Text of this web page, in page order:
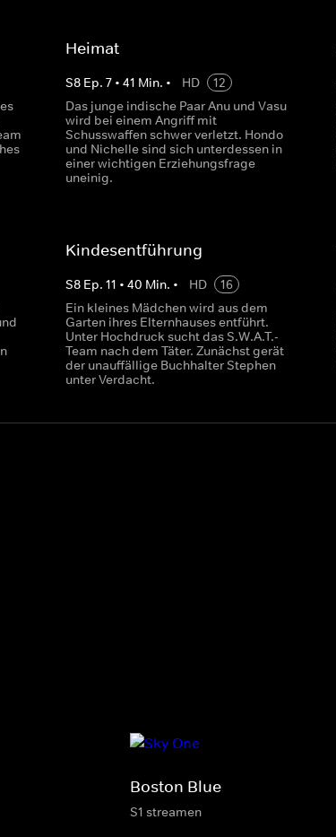
Heimat
S8 Ep. 7• 41 Min. • HD
12
Das junge indische Paar Anu und Vasu
wird bei einem Angriff mit
Schusswaffen schwer verletzt. Hondo
und Nichelle sind sich unterdessen in
einer wichtigen Erziehungsfrage
uneinig.
Kindesentführung
S8 Ep. 11 • 40 Min. • HD
16
Ein kleines Mädchen wird aus dem
Garten ihres Elternhauses entführt.
Unter Hochdruck sucht das S.W.A.T.-
Team nach dem Täter. Zunächst gerät
der unauffällige Buchhalter Stephen
unter Verdacht.
Boston Blue
S1 streamen